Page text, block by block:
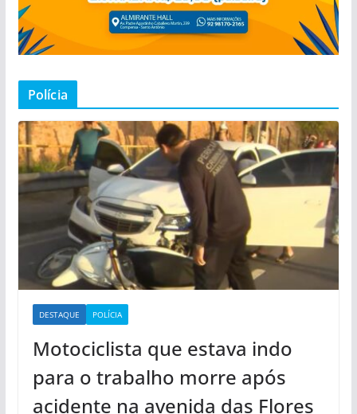
Polícia
DESTAQUE POLÍCIA
Motociclista que estava indo
para o trabalho morre após
acidente na avenida das Flores